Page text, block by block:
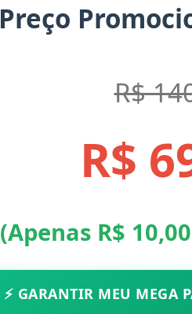
Preço
R$
R$
(Apenas R$
⚡ GARANTIR MEU MEGA